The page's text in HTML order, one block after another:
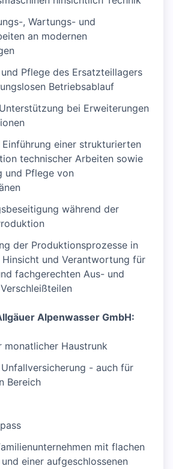
, Wartungs- und
an modernen
Pflege des Ersatzteillagers
Betriebsablauf
bei Erweiterungen
einer strukturierten
technischer Arbeiten sowie
und Pflege von
während der
der Produktionsprozesse in
und Verantwortung für
fachgerechten Aus- und
Alpenwasser GmbH:
monatlicher Haustrunk
- auch für
Bereich
mit flachen
einer aufgeschlossenen